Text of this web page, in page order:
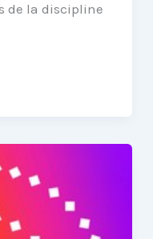
de la discipline